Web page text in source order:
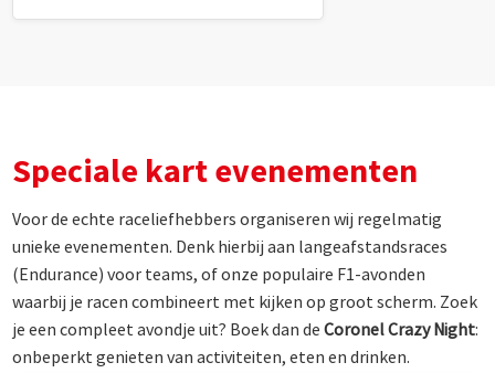
Speciale kart evenementen
Voor de echte raceliefhebbers organiseren wij regelmatig
unieke evenementen. Denk hierbij aan langeafstandsraces
(Endurance) voor teams, of onze populaire F1-avonden
waarbij je racen combineert met kijken op groot scherm. Zoek
je een compleet avondje uit? Boek dan deCoronel Crazy Night:
onbeperkt genieten van activiteiten, eten en drinken.